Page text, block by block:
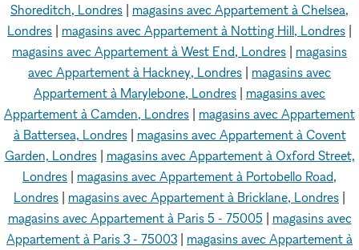
Shoreditch, Londres | magasins avec Appartement à Chelsea,
Londres | magasins avec Appartement à Notting Hill, Londres |
magasins avec Appartement à West End, Londres | magasins
avec Appartement à Hackney, Londres | magasins avec
Appartement à Marylebone, Londres | magasins avec
Appartement à Camden, Londres | magasins avec Appartement
à Battersea, Londres| magasins avec Appartement à Covent
Garden, Londres| magasins avec Appartement à Oxford Street,
Londres | magasins avec Appartement à Portobello Road,
Londres | magasins avec Appartement à Bricklane, Londres |
magasins avec Appartement à Paris 5 - 75005 | magasins avec
Appartement à Paris 3 - 75003 | magasins avec Appartement à